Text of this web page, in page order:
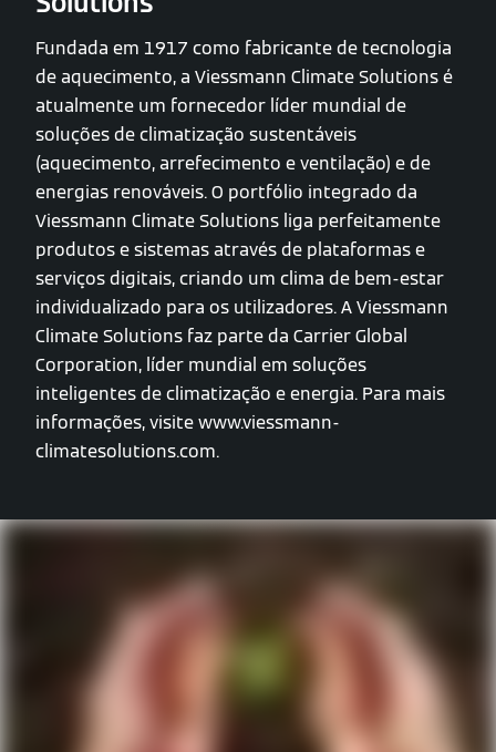
Fundada em 1917 como fabricante de tecnologia
de aquecimento, a Viessmann Climate Solutions é
atualmente um fornecedor líder mundial de
soluções de climatização sustentáveis
(aquecimento, arrefecimento e ventilação) e de
energias renováveis. O portfólio integrado da
Viessmann Climate Solutions liga perfeitamente
produtos e sistemas através de plataformas e
serviços digitais, criando um clima de bem-estar
individualizado para os utilizadores. A Viessmann
Climate Solutions faz parte da Carrier Global
Corporation, líder mundial em soluções
inteligentes de climatização e energia. Para mais
informações, visite www.viessmann-
climatesolutions.com.